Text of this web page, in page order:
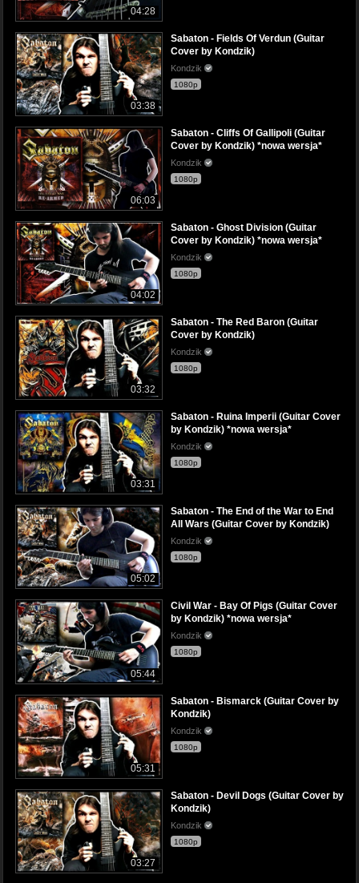
04:28
03:38
Sabaton - Fields Of Verdun (Guitar
Cover by Kondzik)
Kondzik
1080p
06:03
Sabaton - Cliffs Of Gallipoli (Guitar
Cover by Kondzik) *nowa wersja*
Kondzik
1080p
04:02
Sabaton - Ghost Division (Guitar
Cover by Kondzik) *nowa wersja*
Kondzik
1080p
03:32
Sabaton - The Red Baron (Guitar
Cover by Kondzik)
Kondzik
1080p
03:31
Sabaton - Ruina Imperii (Guitar Cover
by Kondzik) *nowa wersja*
Kondzik
1080p
05:02
Sabaton - The End of the War to End
All Wars (Guitar Cover by Kondzik)
Kondzik
1080p
05:44
Civil War - Bay Of Pigs (Guitar Cover
by Kondzik) *nowa wersja*
Kondzik
1080p
05:31
Sabaton - Bismarck (Guitar Cover by
Kondzik)
Kondzik
1080p
03:27
Sabaton - Devil Dogs (Guitar Cover by
Kondzik)
Kondzik
1080p